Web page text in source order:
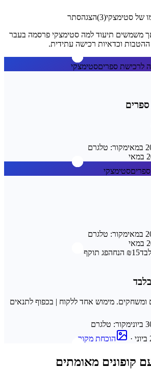
של סטימצקי(
3
)הצגהסתר
משמשים תיעוד למה סטימצקי פרסמה בעבר
וכדאיות רכישה עתידית.
לרכישת ספריםסטימצקי
מקור: טלגרם
סטימצקי
מקור: טלגרם
₪15 הנחה
פג תוקף
ומשחקים. מימוש אחד ללקוח | בכפוף לתנאים
מקור: טלגרם
· הוכחת מקור
קופונים מאומתים